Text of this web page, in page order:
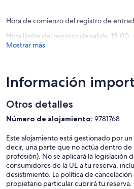
Hora de comienzo del registro de
Hora límite del registro de salida: 13:00
Mostrar más
Información
Otros detalles
Número de alojamiento: 9781768
Este alojamiento está gestionado por
decir, una parte que no actúa dentro
profesión). No se aplicará la legislación
consumidores de la UE a tu reserva,
desistimiento. La política de
propietario particular cubrirá tu reserva.